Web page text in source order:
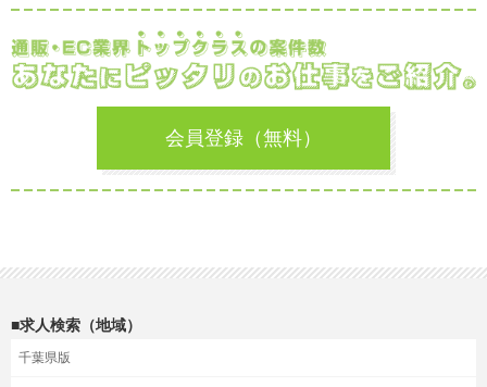
会員登録（無料）
■求人検索（地域）
千葉県版